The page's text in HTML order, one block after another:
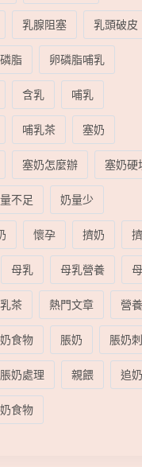
乳腺阻塞
乳頭破皮
脂
卵磷脂哺乳
含乳
哺乳
哺乳茶
塞奶
塞奶怎麼辦
塞奶硬
不足
奶量少
懷孕 擠奶
母乳 母乳營養
茶 熱門文章
營養
食物 脹奶
脹奶
脹奶處理 親餵
追奶
食物